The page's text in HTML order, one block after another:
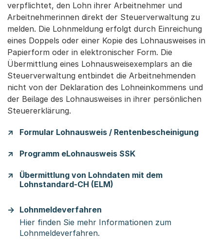
verpflichtet, den Lohn ihrer Arbeitnehmer und
Arbeitnehmerinnen direkt der Steuerverwaltung zu
melden. Die Lohnmeldung erfolgt durch Einreichung
eines Doppels oder einer Kopie des Lohnausweises in
Papierform oder in elektronischer Form. Die
Übermittlung eines Lohnausweisexemplars an die
Steuerverwaltung entbindet die Arbeitnehmenden
nicht von der Deklaration des Lohneinkommens und
der Beilage des Lohnausweises in ihrer persönlichen
Steuererklärung.
Formular Lohnausweis / Rentenbescheinigung
Programm eLohnausweis SSK
Übermittlung von Lohndaten mit dem
Lohnstandard-CH (ELM)
Lohnmeldeverfahren
Hier finden Sie mehr Informationen zum
Lohnmeldeverfahren.